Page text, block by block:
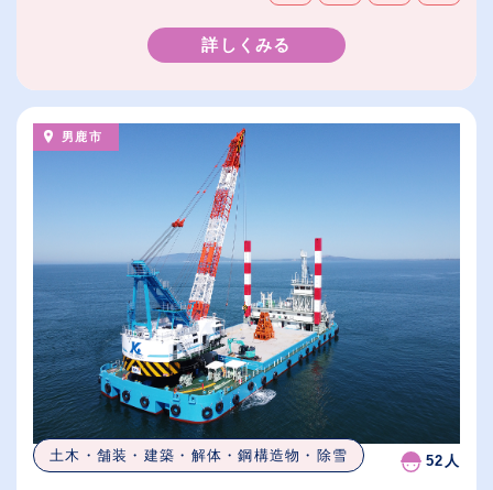
詳しくみる
男鹿市
土木・舗装・建築・解体・鋼構造物・除雪 52人